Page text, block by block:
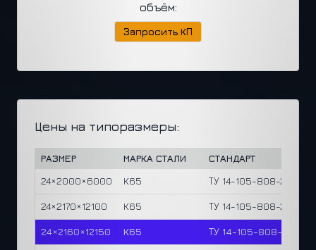
объём:
Запросить КП
Цены на типоразмеры:
РАЗМЕР МАРКА СТАЛИ
СТАНДАРТ
24×2000×6000
К65 ТУ 14-105-808-2024
24×2170×12100 К65 ТУ 14-105-808-2023
24×2160×12150 К65 ТУ 14-105-808-2023